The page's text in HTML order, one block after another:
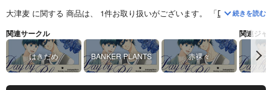
大津麦 に関する 商品は、 1件お取り扱いがございます。 「Day by続きを読む
関連サークル
はきだめ BANKER PLANTS 赤裸々
関連ジャ